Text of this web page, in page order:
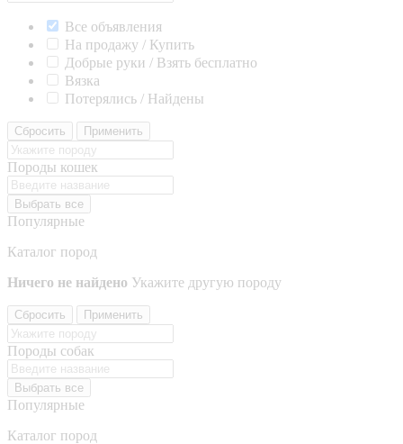
Все объявления
На продажу / Купить
Добрые руки / Взять бесплатно
Вязка
Потерялись / Найдены
Сбросить Применить
Породы кошек
Выбрать все
Популярные
Каталог пород
Ничего не найдено Укажите другую породу
Сбросить Применить
Породы собак
Выбрать все
Популярные
Каталог пород